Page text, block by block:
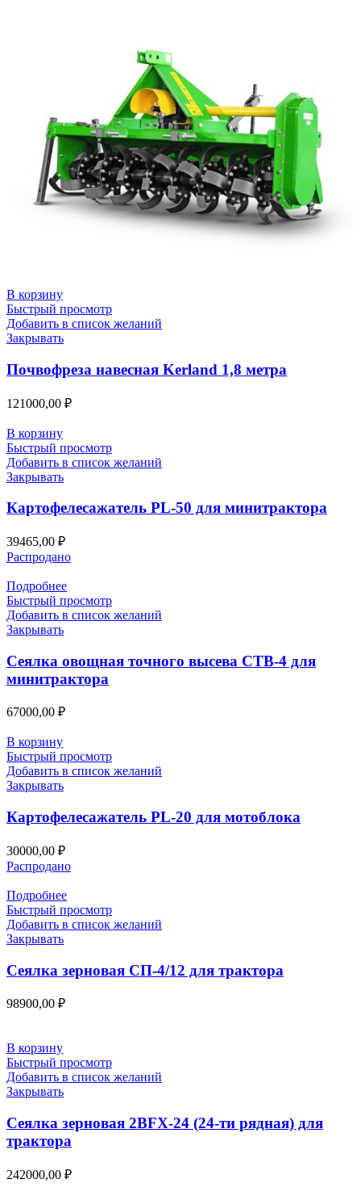
В корзину
Быстрый просмотр
Добавить в список желаний
Закрывать
Почвофреза навесная Kerland 1,8 метра
121000,00 ₽
В корзину
Быстрый просмотр
Добавить в список желаний
Закрывать
Картофелесажатель PL-50 для минитрактора
39465,00 ₽
Распродано
Подробнее
Быстрый просмотр
Добавить в список желаний
Закрывать
Сеялка овощная точного высева СТВ-4 для
минитрактора
67000,00 ₽
В корзину
Быстрый просмотр
Добавить в список желаний
Закрывать
Картофелесажатель PL-20 для мотоблока
30000,00 ₽
Распродано
Подробнее
Быстрый просмотр
Добавить в список желаний
Закрывать
Сеялка зерновая СП-4/12 для трактора
98900,00 ₽
В корзину
Быстрый просмотр
Добавить в список желаний
Закрывать
Сеялка зерновая 2BFX-24 (24-ти рядная) для
трактора
242000,00 ₽